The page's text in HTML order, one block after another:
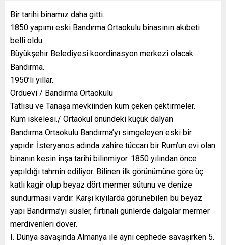
Bir tarihi binamız daha gitti.
1850 yapımı eski Bandırma Ortaokulu binasının akıbeti
belli oldu.
Büyükşehir Belediyesi koordinasyon merkezi olacak.
Bandırma.
1950’li yıllar.
Orduevi / Bandırma Ortaokulu
Tatlısu ve Tanaşa mevkiinden kum çeken çektirmeler.
Kum iskelesi./ Ortaokul önündeki küçük dalyan
Bandırma Ortaokulu Bandırma’yı simgeleyen eski bir
yapıdır. İsteryanos adında zahire tüccarı bir Rum’un evi olan
binanın kesin inşa tarihi bilinmiyor. 1850 yılından önce
yapıldığı tahmin ediliyor. Bilinen ilk görünümüne göre üç
katlı kagir olup beyaz dört mermer sütunu ve denize
sundurması vardır. Karşı kıyılarda görünebilen bu beyaz
yapı Bandırma’yı süsler, fırtınalı günlerde dalgalar mermer
merdivenleri döver.
I. Dünya savaşında Almanya ile aynı cephede savaşırken 5.